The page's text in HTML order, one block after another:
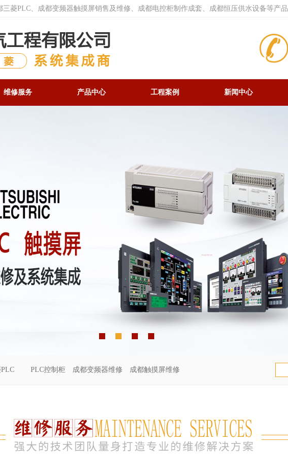
菱PLC、成都变频器触摸屏销售及维修、成都电控柜制作成套、成都恒压供水设备等产品
维修服务 产品中心 工程案例 新闻中心
PLC控制柜 成都变频器维修 成都触摸屏维修